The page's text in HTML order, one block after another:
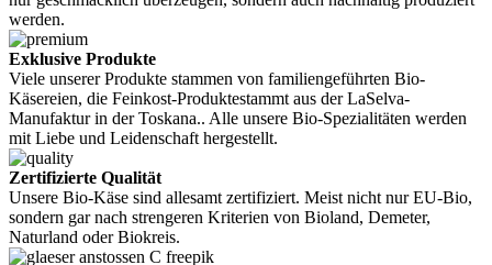
werden.
Exklusive Produkte
Viele unserer Produkte stammen von familiengeführten Bio-
Käsereien, die Feinkost-Produktestammt aus der LaSelva-
Manufaktur in der Toskana.. Alle unsere Bio-Spezialitäten werden
mit Liebe und Leidenschaft hergestellt.
Zertifizierte Qualität
Unsere Bio-Käse sind allesamt zertifiziert. Meist nicht nur EU-Bio,
sondern gar nach strengeren Kriterien von Bioland, Demeter,
Naturland oder Biokreis.